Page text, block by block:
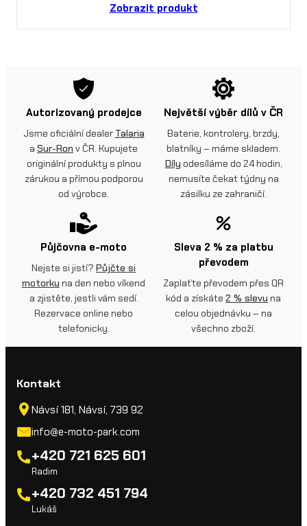
Zobrazit produkt
Autorizovaný prodejce
Jsme oficiální dealer Talaria
a Sur-Ron v ČR. Kupujete
originální produkty s plnou
zárukou a přímou podporou
od výrobce.
Největší výběr dílů v ČR
Baterie, kontrolery, brzdy,
blatníky – máme skladem.
Díly odesíláme do 24 hodin,
nemusíte čekat týdny na
zásilku ze zahraničí.
Půjčovna e-moto
Nejste si jistí? Půjčte si
motorku na den nebo víkend
a zjistěte, jestli vám sedí.
Rezervace online nebo
telefonicky.
Sleva 2 % za platbu
převodem
Zaplaťte převodem přes QR
kód a získáte 2 % slevu na
celou objednávku – na
všechno zboží.
Kontakt
Návsí 181, Návsí, 739 92
info@e-moto-park.com
+420 721 625 601
Radim
+420 732 451 794
Lukáš